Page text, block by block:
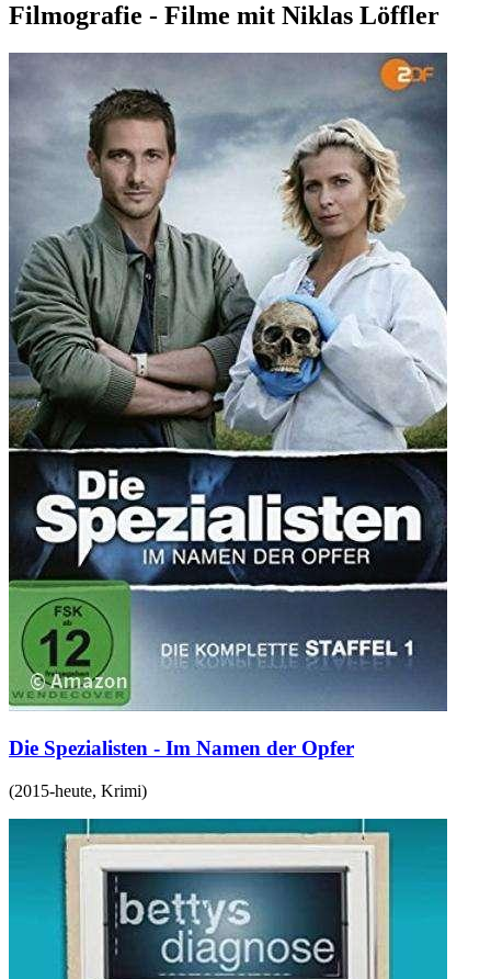
Filmografie - Filme mit Niklas Löffler
Die Spezialisten - Im Namen der Opfer
(2015-heute, Krimi)